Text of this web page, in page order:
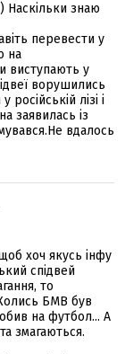
Наскільки знаю
перевести у
на
виступають у
ворушились
лізі і
заявилась із
вдалось
хоч якусь інфу
спідвей
то
БМВ був
на футбол... А
змагаються.